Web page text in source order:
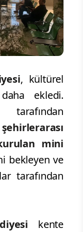
, kültürel
ekledi.
tarafından
mini
bekleyen ve
tarafından
kente